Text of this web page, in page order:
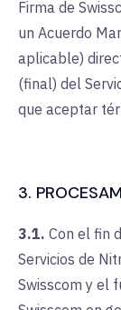
Firma de
un Acuerdo
aplicable)
(final) del
que aceptar
3.
3.1. Con el fin
Servicios de
Swisscom y el